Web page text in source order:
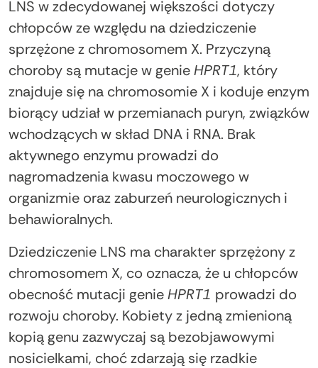
LNS w zdecydowanej większości dotyczy
chłopców ze względu na dziedziczenie
sprzężone z chromosomem X. Przyczyną
choroby są mutacje w genieHPRT1, który
znajduje się na chromosomie X i koduje enzym
biorący udział w przemianach puryn, związków
wchodzących w skład DNA i RNA. Brak
aktywnego enzymu prowadzi do
nagromadzenia kwasu moczowego w
organizmie oraz zaburzeń neurologicznych i
behawioralnych.
Dziedziczenie LNS ma charakter sprzężony z
chromosomem X, co oznacza, że u chłopców
obecność mutacji genieHPRT1 prowadzi do
rozwoju choroby. Kobiety z jedną zmienioną
kopią genu zazwyczaj są bezobjawowymi
nosicielkami, choć zdarzają się rzadkie